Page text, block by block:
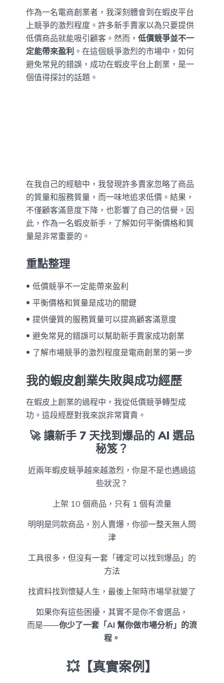
作為一名電商創業者，我深刻體會到在蝦皮平台
上競爭的激烈程度。許多新手賣家以為只要提供
低價商品就能吸引顧客。然而， 低價競爭並不一
定能帶來盈利 。在這個競爭激烈的市場中，如何
避免常見的錯誤，成功在蝦皮平台上創業，是一
個值得探討的話題。
在我自己的經驗中，我發現許多賣家忽略了商品
的質量和服務質量，而一味地追求低價。結果，
不僅顧客滿意度下降，也影響了自己的信譽。因
此，作為一名蝦皮新手，了解如何平衡價格和質
量是非常重要的。
重點整理
低價競爭不一定能帶來盈利
平衡價格和質量是成功的關鍵
提供優質的服務質量可以提高顧客滿意度
避免常見的錯誤可以幫助新手賣家成功創業
了解市場競爭的激烈程度是電商創業的第一步
我的蝦皮創業失敗與成功經歷
在蝦皮上創業的過程中，我從低價競爭轉型成
功。這段經歷對我來說非常寶貴。
🚀 讓新手 7 天找到爆品的 AI 選品
秘笈？
近兩年蝦皮競爭越來越激烈，你是不是也遇過這
些狀況？
上架 10 個商品，只有 1 個有流量
明明是同款商品，別人賣爆，你卻一整天無人問
津
工具很多，但沒有一套「確定可以找到爆品」的
方法
找資料找到懷疑人生，最後上架時市場早就變了
如果你有這些困擾，其實不是你不會選品，
而是——你少了一套「AI 幫你做市場分析」的流
程。
💥【真實案例】